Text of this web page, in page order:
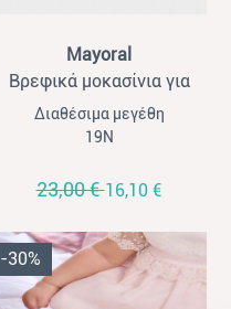
Mayoral
Βρεφικά μοκασίνια για
αγόρια Mayoral μπλε
ναυτικό
Διαθέσιμα μεγέθη
19Ν
23,00 €16,10 €
-30%